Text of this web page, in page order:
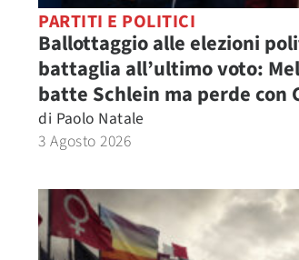
PARTITI E POLITICI
Ballottaggio alle elezioni
battaglia all’ultimo voto:
batte Schlein ma perde con
di Paolo Natale
3 Agosto 2026